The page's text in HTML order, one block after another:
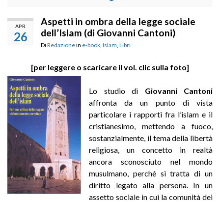
APR
26
Aspetti in ombra della legge sociale
dell’Islam (di Giovanni Cantoni)
DiRedazionein e-book Islam Libri
[per leggere o scaricare il vol. clic sulla foto]
Lo studio di Giovanni Cantoni
affronta da un punto di vista
particolare i rapporti fra l’islam e il
cristianesimo, mettendo a fuoco,
sostanzialmente, il tema della libertà
religiosa, un concetto in realtà
ancora sconosciuto nel mondo
musulmano, perché si tratta di un
diritto legato alla persona. In un
assetto sociale in cui la comunità dei